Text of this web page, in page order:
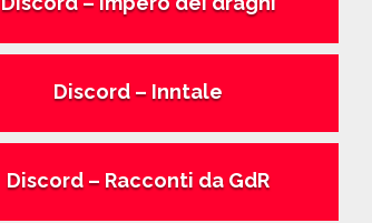
Discord – Inntale
Discord – Racconti da GdR